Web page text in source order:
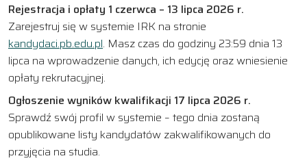
Rejestracja i opłaty 1 czerwca – 13 lipca 2026 r.
Zarejestruj się w systemie IRK na stronie
kandydaci.pb.edu.pl. Masz czas do godziny 23:59 dnia 13
lipca na wprowadzenie danych, ich edycję oraz wniesienie
opłaty rekrutacyjnej.
Ogłoszenie wyników kwalifikacji 17 lipca 2026 r.
Sprawdź swój profil w systemie – tego dnia zostaną
opublikowane listy kandydatów zakwalifikowanych do
przyjęcia na studia.